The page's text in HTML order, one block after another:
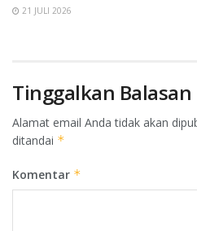
21 JULI 2026
Tinggalkan Balasan
Alamat email Anda tidak akan
ditandai *
Komentar *